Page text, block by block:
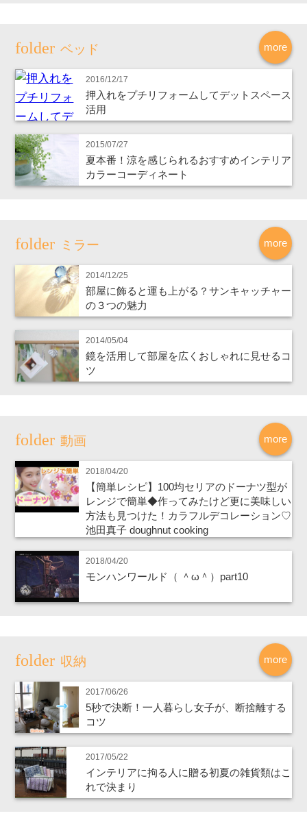
more
ベッド
2016/12/17
押入れをプチリフォームしてデットスペース
活用
2015/07/27
夏本番！涼を感じられるおすすめインテリア
カラーコーディネート
more
ミラー
2014/12/25
部屋に飾ると運も上がる？サンキャッチャー
の３つの魅力
2014/05/04
鏡を活用して部屋を広くおしゃれに見せるコ
ツ
more
動画
2018/04/20
【簡単レシピ】100均セリアのドーナツ型が
レンジで簡単◆作ってみたけど更に美味しい
方法も見つけた！カラフルデコレーション♡
池田真子 doughnut cooking
2018/04/20
モンハンワールド（ ＾ω＾）part10
more
収納
2017/06/26
5秒で決断！一人暮らし女子が、断捨離する
コツ
2017/05/22
インテリアに拘る人に贈る初夏の雑貨類はこ
れで決まり